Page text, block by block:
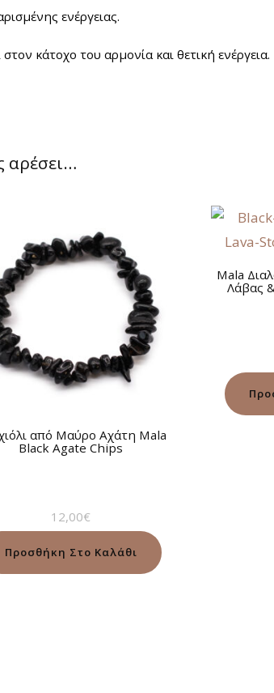
ενέργειας.
στον κάτοχο του αρμονία και θετική ενέργεια.
αρέσει…
από Μαύρο Αχάτη Mala
Black Agate Chips
12,00€
Προσθήκη Στο Καλάθι
Mala
Λάβας